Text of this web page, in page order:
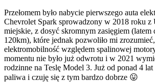
Przełomem było nabycie pierwszego auta
Chevrolet Spark sprowadzony w 2018 roku z
miejskie, z dosyć skromnym zasięgiem (latem
120km), które jednak pozwoliło mi
elektromobilność względem spalinowej
momentu nie było już odwrotu i w 2021
rodzinne na Teslę Model 3. Już od ponad 4 lat
paliwa i czuję się z tym bardzo dobrze 😛